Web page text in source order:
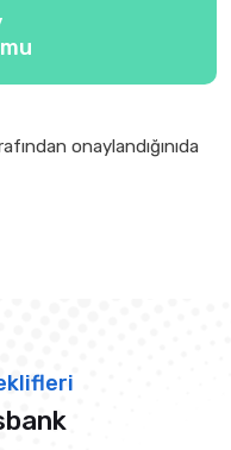
onaylandığınıda